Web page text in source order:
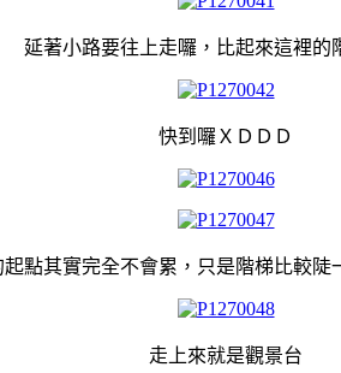
延著小路要往上走囉，比起來這裡的
快到囉ＸＤＤＤ
起點其實完全不會累，只是階梯比較陡
走上來就是觀景台